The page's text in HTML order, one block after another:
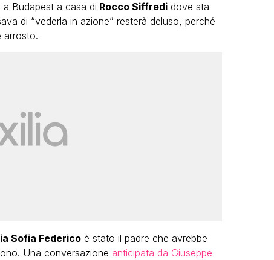
Budapest a casa di Rocco Siffredidove sta
di “vederla in azione” resterà deluso, perché
arrosto.
Sofia Federicoè stato il padre che avrebbe
Una conversazione anticipata da Giuseppe